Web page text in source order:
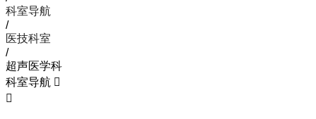
科室导航
/
医技科室
/
超声医学科
科室导航 
